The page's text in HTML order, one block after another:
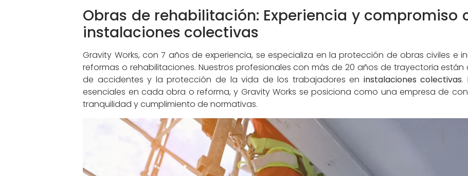
Obras de rehabilitación: Experiencia y compromiso
instalaciones colectivas
Gravity Works, con 7 años de experiencia, se especializa en la protección de obras civiles e
reformas o rehabilitaciones. Nuestros profesionales con más de 20 años de trayectoria
de accidentes y la protección de la vida de los trabajadores en instalaciones colectivas.
esenciales en cada obra o reforma, y Gravity Works se posiciona como una empresa de
tranquilidad y cumplimiento de normativas.